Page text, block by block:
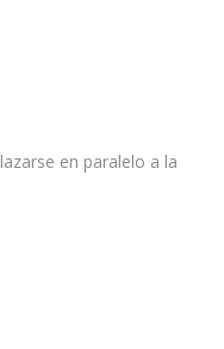
en paralelo a la